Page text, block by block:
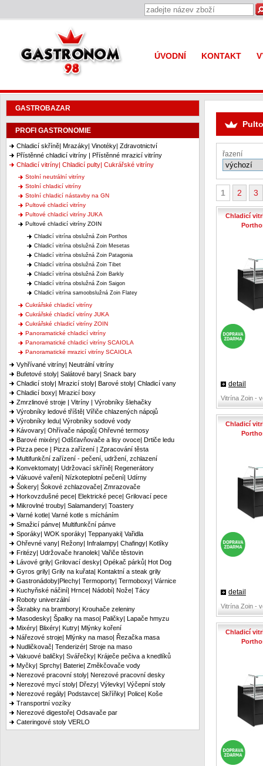
ÚVODNÍ KONTAKT
GASTROBAZAR
PROFI GASTRONOMIE
Chladicí skříně| Mrazáky| Vinotéky| Zdravotnictví
Přístěnné chladicí vitríny | Přístěnné mrazicí vitríny
Chladicí vitríny| Chladicí pulty| Cukrářské vitríny
Stolní neutrální vitríny
Stolní chladicí vitríny
Stolní chladicí nástavby na GN
Pultové chladicí vitríny
Pultové chladicí vitríny JUKA
Pultové chladicí vitríny ZOIN
Chladicí vitrína obslužná Zoin Porthos
Chladicí vitrína obslužná Zoin Mesetas
Chladicí vitrína obslužná Zoin Patagonia
Chladicí vitrína obslužná Zoin Tibet
Chladicí vitrína obslužná Zoin Barkly
Chladicí vitrína obslužná Zoin Saigon
Chladicí vitrína samoobslužná Zoin Flatey
Cukrářské chladicí vitríny
Cukrářské chladicí vitríny JUKA
Cukrářské chladicí vitríny ZOIN
Panoramatické chladicí vitríny
Panoramatické chladicí vitríny SCAIOLA
Panoramatické mrazicí vitríny SCAIOLA
Vyhřívané vitríny| Neutrální vitríny
Bufetové stoly| Salátové bary| Snack bary
Chladicí stoly| Mrazicí stoly| Barové stoly| Chladicí vany
Chladicí boxy| Mrazicí boxy
Zmrzlinové stroje | Vitríny | Výrobníky šlehačky
Výrobníky ledové tříště| Vířiče chlazených nápojů
Výrobníky ledu| Výrobníky sodové vody
Kávovary| Ohřívače nápojů| Ohřevné termosy
Barové mixéry| Odšťavňovače a lisy ovoce| Drtiče ledu
Pizza pece | Pizza zařízení | Zpracování těsta
Multifunkční zařízení - pečení, udržení, zchlazení
Konvektomaty| Udržovací skříně| Regenerátory
Vákuové vaření| Nízkoteplotní pečení| Udírny
Šokery| Šokové zchlazovače| Zmrazovače
Horkovzdušné pece| Elektrické pece| Grilovací pece
Mikrovlné trouby| Salamandery| Toastery
Varné kotle| Varné kotle s mícháním
Smažicí pánve| Multifunkční pánve
Sporáky| WOK sporáky| Teppanyaki| Vařidla
Ohřevné vany| Režony| Infralampy| Chafingy| Kotlíky
Fritézy| Udržovače hranolek| Vařiče těstovin
Lávové grily| Grilovací desky| Opékač párků| Hot Dog
Gyros grily| Grily na kuřata| Kontaktní a steak grily
Gastronádoby|Plechy| Termoporty| Termoboxy| Várnice
Kuchyňské náčiní| Hrnce| Nádobí| Nože| Tácy
Roboty univerzální
Škrabky na brambory| Krouhače zeleniny
Masodesky| Špalky na maso| Paličky| Lapače hmyzu
Mixéry| Blixéry| Kutry| Mlýnky koření
Nářezové stroje| Mlýnky na maso| Řezačka masa
Nudličkovač| Tenderizér| Stroje na maso
Vakuové baličky| Svářečky| Kráječe pečiva a knedlíků
Myčky| Sprchy| Baterie| Změkčovače vody
Nerezové pracovní stoly| Nerezové pracovní desky
Nerezové mycí stoly| Dřezy| Výlevky| Výčepní stoly
Nerezové regály| Podstavce| Skříňky| Police| Koše
Transportní vozíky
Nerezové digestoře| Odsavače par
Cateringové stoly VERLO
řazení
1 2 3
Chladicí
detail
Vitrína Zoin -
Chladicí
detail
Vitrína Zoin -
Chladicí